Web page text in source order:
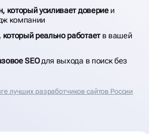
который усиливает довериеи
компании
который реально работаетв вашей
SEOдля выхода в поиск без
лучших разработчиков сайтов России